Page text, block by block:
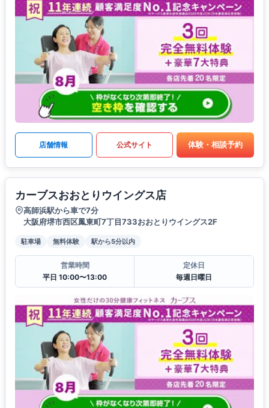
店舗情報 公式サイト 体験・相談予約
カーブスおおとりウイングス店
高師浜駅から車で7分
大阪府堺市西区鳳東町7丁目733おおとりウイングス2F
駐車場 無料体験 駅から5分以内
営業時間
平日 10:00〜13:00
定休日
毎週日曜日